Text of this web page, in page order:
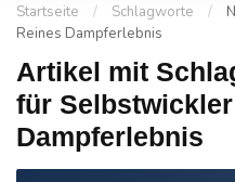
Startseite / Schlagworte /
Reines Dampferlebnis
Artikel mit
für
Dampferlebnis